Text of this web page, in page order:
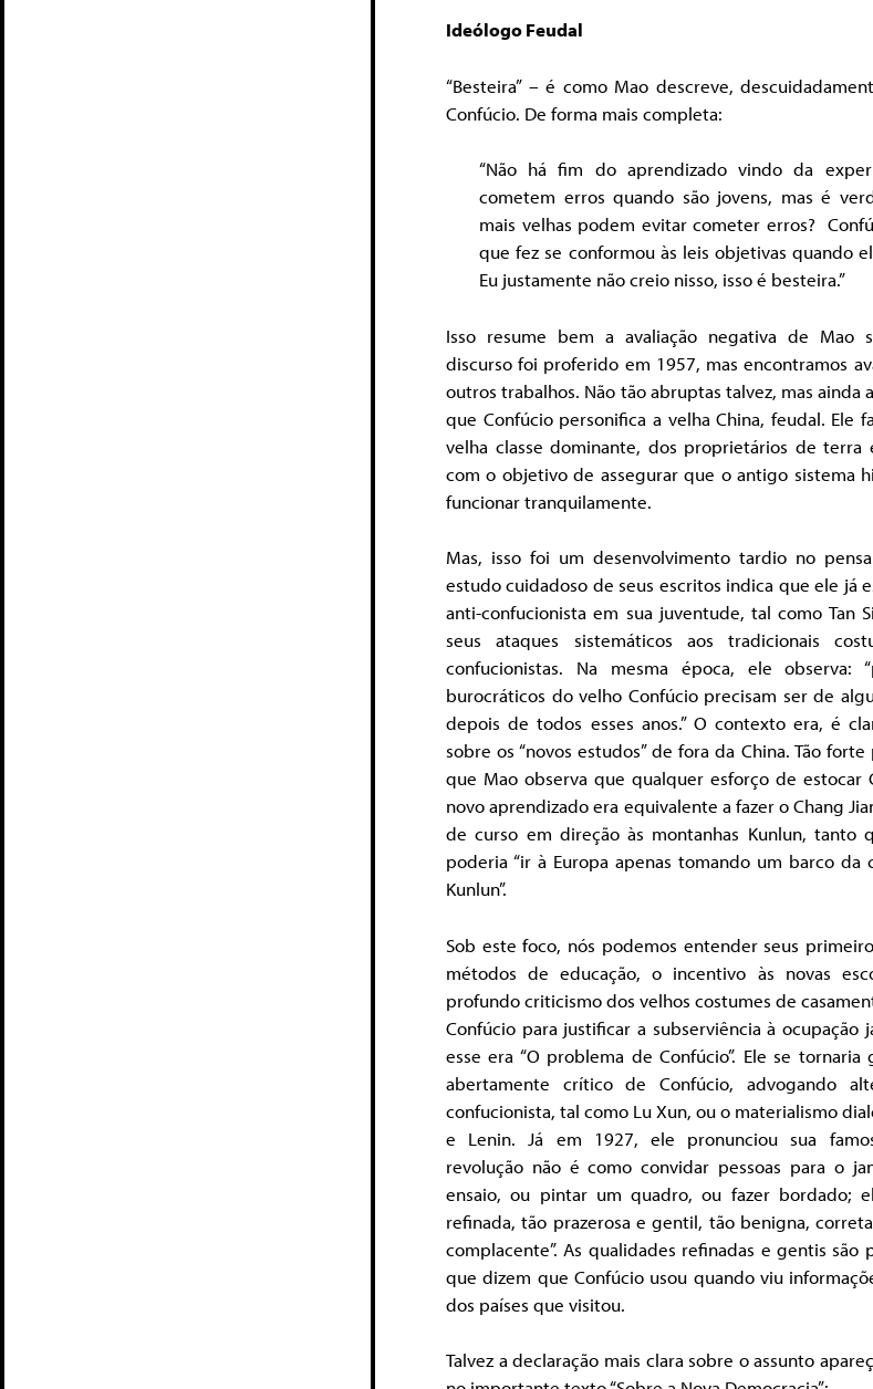
Ideólogo Feudal
“Besteira” – é como Mao descreve,
Confúcio. De forma mais completa:
“Não há fim do aprendizado vindo da
cometem erros quando são jovens, mas é
mais velhas podem evitar cometer erros?
que fez se conformou às leis objetivas quando
Eu justamente não creio nisso, isso é besteira.”
Isso resume bem a avaliação negativa de Mao
discurso foi proferido em 1957, mas encontramos
outros trabalhos. Não tão abruptas talvez, mas ainda
que Confúcio personifica a velha China, feudal. Ele
velha classe dominante, dos proprietários de terra
com o objetivo de assegurar que o antigo sistema
funcionar tranquilamente.
Mas, isso foi um desenvolvimento tardio no
estudo cuidadoso de seus escritos indica que ele já
anti-confucionista em sua juventude, tal como Tan
seus ataques sistemáticos aos tradicionais
confucionistas. Na mesma época, ele observa:
burocráticos do velho Confúcio precisam ser de
depois de todos esses anos.” O contexto era, é
sobre os “novos estudos” de fora da China. Tão
que Mao observa que qualquer esforço de estocar
novo aprendizado era equivalente a fazer o Chang
de curso em direção às montanhas Kunlun, tanto
poderia “ir à Europa apenas tomando um barco da
Kunlun”.
Sob este foco, nós podemos entender seus
métodos de educação, o incentivo às novas
profundo criticismo dos velhos costumes de
Confúcio para justificar a subserviência à ocupação
esse era “O problema de Confúcio”. Ele se
abertamente crítico de Confúcio, advogando
confucionista, tal como Lu Xun, ou o materialismo
e Lenin. Já em 1927, ele pronunciou sua
revolução não é como convidar pessoas para o
ensaio, ou pintar um quadro, ou fazer bordado;
refinada, tão prazerosa e gentil, tão benigna,
complacente”. As qualidades refinadas e gentis são
que dizem que Confúcio usou quando viu
dos países que visitou.
Talvez a declaração mais clara sobre o assunto